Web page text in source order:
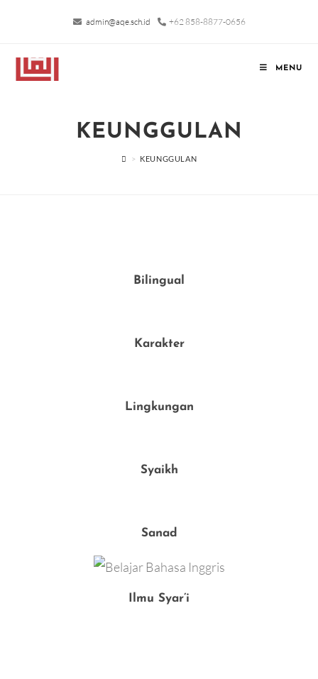
admin@aqe.sch.id +62 858-8877-0656
MENU
KEUNGGULAN
> KEUNGGULAN
Bilingual
Karakter
Lingkungan
Syaikh
Sanad
Ilmu Syar’i